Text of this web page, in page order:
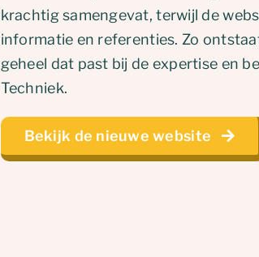
krachtig samengevat, terwijl de
informatie en referenties. Zo
geheel dat past bij de expertise en
Techniek.
Bekijk de nieuwe website